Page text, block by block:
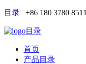
目录 +86 180 3780 8511
目录
首页
产品目录